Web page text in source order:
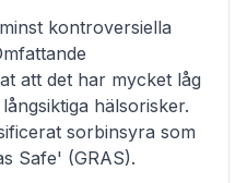
kontroversiella
att det har mycket låg
hälsorisker.
sorbinsyra som
Safe' (GRAS).